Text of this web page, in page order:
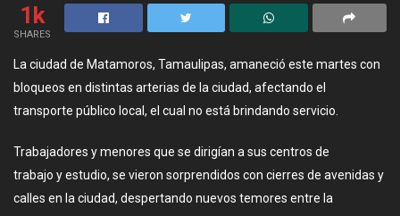
1k
SHARES
La ciudad de Matamoros, Tamaulipas, amaneció este martes con
bloqueos en distintas arterias de la ciudad, afectando el
transporte público local, el cual no está brindando servicio.
Trabajadores y menores que se dirigían a sus centros de
trabajo y estudio, se vieron sorprendidos con cierres de avenidas y
calles en la ciudad, despertando nuevos temores entre la